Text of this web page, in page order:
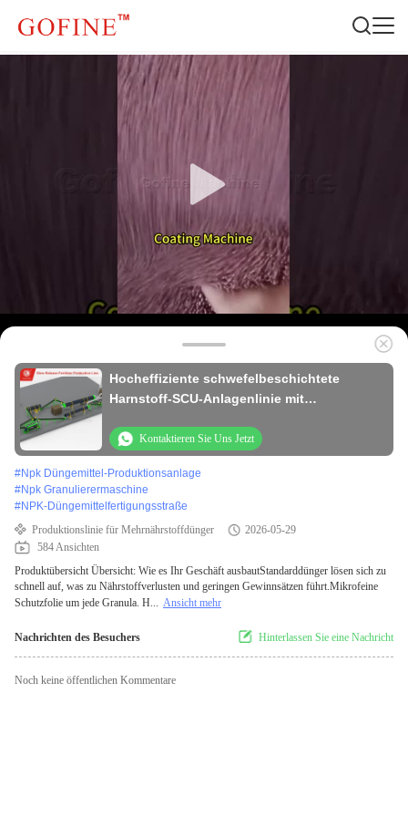
Hocheffiziente schwefelbeschichtete
Harnstoff-SCU-Anlagenlinie mit
Kontaktieren Sie Uns Jetzt
#Npk Düngemittel-Produktionsanlage
#Npk Granulierermaschine
#NPK-Düngemittelfertigungsstraße
Produktionslinie für Mehrnährstoffdünger
2026-05-29
584 Ansichten
Produktübersicht Übersicht: Wie es Ihr Geschäft ausbautStandarddünger lösen sich zu
schnell auf, was zu Nährstoffverlusten und geringen Gewinnsätzen führt.Mikrofeine
Schutzfolie um jede Granula. H... Ansicht mehr
Nachrichten des Besuchers Hinterlassen Sie eine Nachricht
Noch keine öffentlichen Kommentare